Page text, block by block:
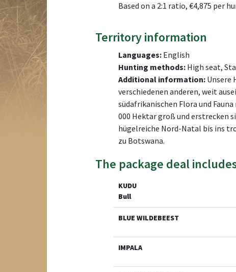
Based on a 2:1 ratio, €4,875 per
Territory information
Languages: English
Hunting methods: High seat,
Additional information: Unsere
verschiedenen anderen, weit
südafrikanischen Flora und
000 Hektar groß und erstrecken
hügelreiche Nord-Natal bis ins
zu Botswana.
The package deal
KUDU
Bull
BLUE WILDEBEEST
IMPALA